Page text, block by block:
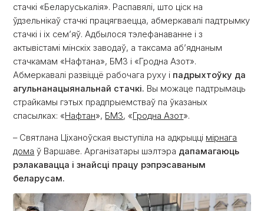
стачкі «Беларуськалія». Распавялі, што ціск на
ўдзельнікаў стачкі працягваецца, абмеркавалі падтрымку
стачкі і іх сем’яў. Адбылося тэлефанаванне і з
актывістамі мінскіх заводаў, а таксама аб’яднаным
стачкамам «Нафтана», БМЗ і «Гродна Азот».
Абмеркавалі развіццё рабочага руху і падрыхтоўку да
агульнанацыянальнай стачкі. Вы можаце падтрымаць
страйкамы гэтых прадпрыемстваў па ўказаных
спасылках: «Нафтан», БМЗ, «Гродна Азот».
– Святлана Ціханоўская выступіла на адкрыцці мірнага
дома ў Варшаве. Арганізатары шэлтэра дапамагаюць
рэлакавацца і знайсці працу рэпрэсаваным
беларусам.